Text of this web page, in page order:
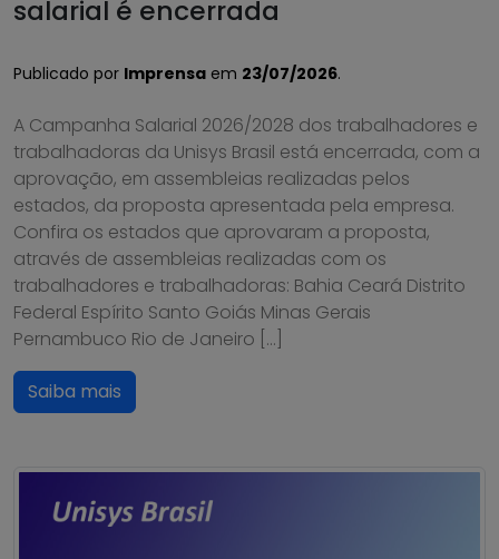
salarial é encerrada
Publicado por Imprensa em 23/07/2026.
A Campanha Salarial 2026/2028 dos trabalhadores e
trabalhadoras da Unisys Brasil está encerrada, com a
aprovação, em assembleias realizadas pelos
estados, da proposta apresentada pela empresa.
Confira os estados que aprovaram a proposta,
através de assembleias realizadas com os
trabalhadores e trabalhadoras: Bahia Ceará Distrito
Federal Espírito Santo Goiás Minas Gerais
Pernambuco Rio de Janeiro […]
Saiba mais